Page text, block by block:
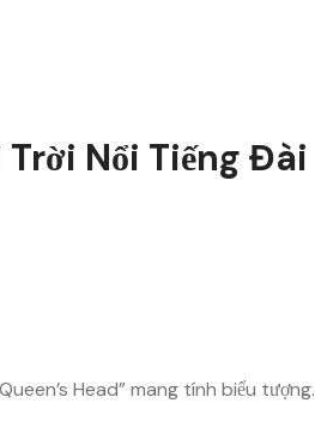
Nổi Tiếng Đài
Head” mang tính biểu tượng.